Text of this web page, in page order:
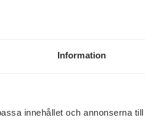
Information
innehållet och annonserna